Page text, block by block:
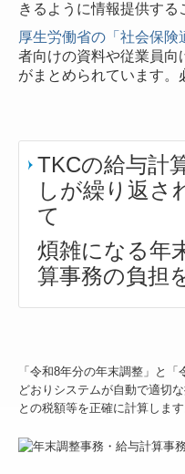
きるように情報提供する
厚生労働省の「社会保険
者向けの資料や従業員向
がまとめられています。
TKCの給与計
しが繰り返さ
て
煩雑になる年
算事務の負担
「令和8年分の年末調整」と
どおりシステムが自動で適切
との税額等を正確に計算します